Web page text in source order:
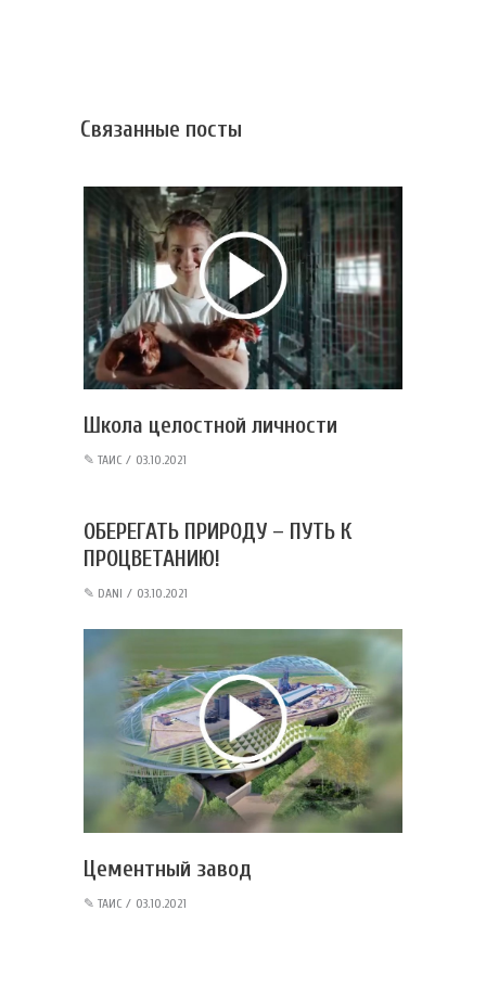
Связанные посты
Школа целостной личности
✎ ТАИС 03.10.2021
ОБЕРЕГАТЬ ПРИРОДУ – ПУТЬ К
ПРОЦВЕТАНИЮ!
✎ DANI 03.10.2021
Цементный завод
✎ ТАИС 03.10.2021